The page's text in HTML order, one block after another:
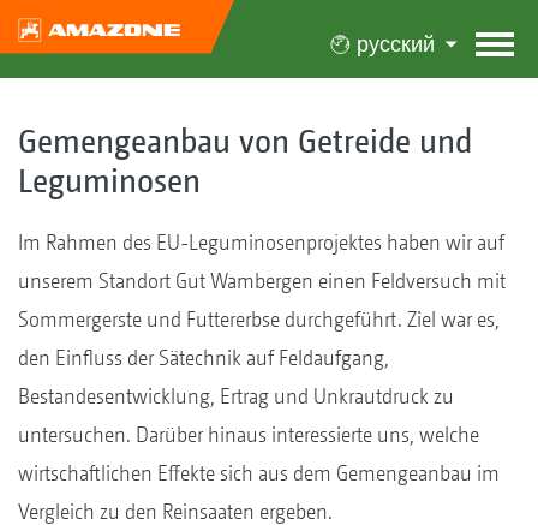
русский
Gemengeanbau von Getreide und
Leguminosen
Im Rahmen des EU-Leguminosenprojektes haben wir auf
unserem Standort Gut Wambergen einen Feldversuch mit
Sommergerste und Futtererbse durchgeführt. Ziel war es,
den Einfluss der Sätechnik auf Feldaufgang,
Bestandesentwicklung, Ertrag und Unkrautdruck zu
untersuchen. Darüber hinaus interessierte uns, welche
wirtschaftlichen Effekte sich aus dem Gemengeanbau im
Vergleich zu den Reinsaaten ergeben.